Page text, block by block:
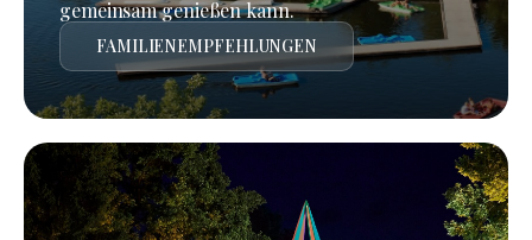
gemeinsam genießen kann.
FAMILIENEMPFEHLUNGEN